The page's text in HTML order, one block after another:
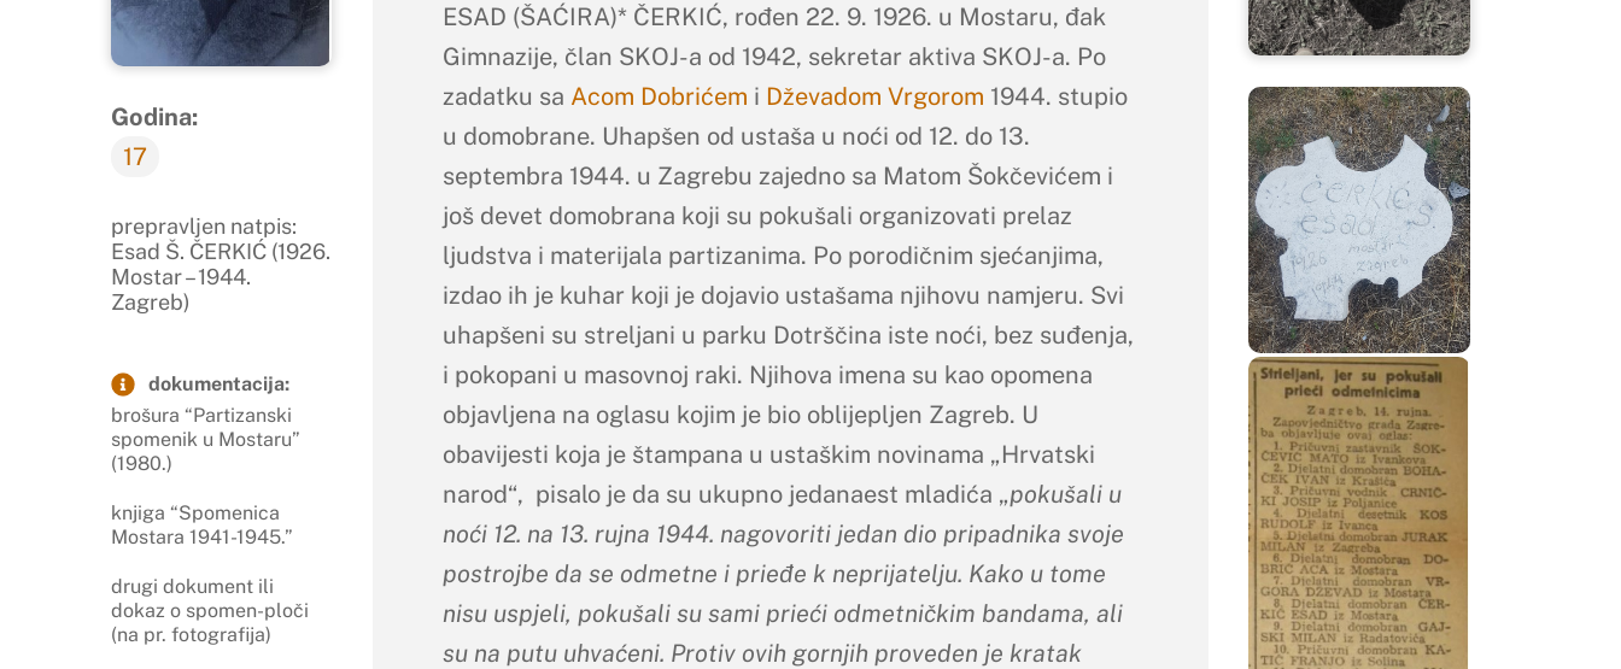
Godina:
17
prepravljen natpis:
Esad Š. ČERKIĆ (1926.
Mostar – 1944.
Zagreb)
dokumentacija:
brošura “Partizanski
spomenik u Mostaru”
(1980.)
knjiga “Spomenica
Mostara 1941-1945.”
drugi dokument ili
dokaz o spomen-ploči
(na pr. fotografija)
ESAD (ŠAĆIRA)* ČERKIĆ, rođen 22. 9. 1926. u Mostaru, đak
Gimnazije, član SKOJ-a od 1942, sekretar aktiva SKOJ-a. Po
zadatku sa Acom Dobrićem i Dževadom Vrgorom 1944. stupio
u domobrane. Uhapšen od ustaša u noći od 12. do 13.
septembra 1944. u Zagrebu zajedno sa Matom Šokčevićem i
još devet domobrana koji su pokušali organizovati prelaz
ljudstva i materijala partizanima. Po porodičnim sjećanjima,
izdao ih je kuhar koji je dojavio ustašama njihovu namjeru. Svi
uhapšeni su streljani u parku Dotrščina iste noći, bez suđenja,
i pokopani u masovnoj raki. Njihova imena su kao opomena
objavljena na oglasu kojim je bio oblijepljen Zagreb. U
obavijesti koja je štampana u ustaškim novinama „Hrvatski
narod“, pisalo je da su ukupno jedanaest mladića „pokušali u
noći 12. na 13. rujna 1944. nagovoriti jedan dio pripadnika svoje
postrojbe da se odmetne i prieđe k neprijatelju. Kako u tome
nisu uspjeli, pokušali su sami prieći odmetničkim bandama, ali
su na putu uhvaćeni. Protiv ovih gornjih proveden je kratak